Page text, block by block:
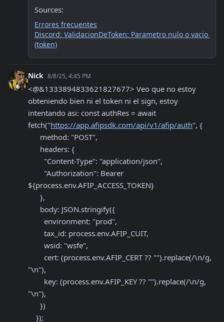
Sources:
Errores frecuentes
Discord: ValidacionDeToken: Parametro nulo o vacio
(token)
Nick 8/8/25, 4:45 PM
<@&1333894833621827677> Veo que no estoy
obteniendo bien ni el token ni el sign, estoy
intentando asi: const authRes = await
fetch("https://app.afipsdk.com/api/v1/afip/auth", {
${process.env.AFIP_ACCESS_TOKEN}
"\n"),
"\n"),
    });